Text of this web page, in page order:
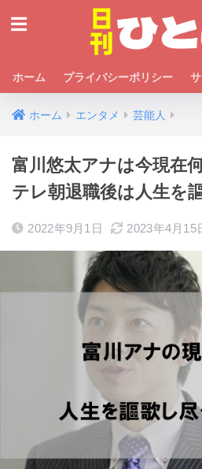
ホーム プライバシーポリシー
ホーム エンタメ 芸能人
富川悠太アナは今現在
テレ朝退職後は人生を
2022年9月1日 2023年4月15